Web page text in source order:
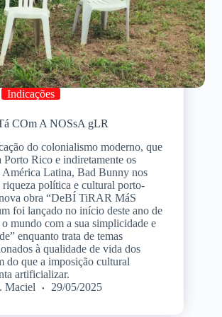
Indicações
COm A NOSsA gLR
do colonialismo moderno, que
Porto Rico e indiretamente os
América Latina, Bad Bunny nos
riqueza política e cultural porto-
obra “DeBÍ TiRAR MáS
foi lançado no início deste ano de
mundo com a sua simplicidade e
enquanto trata de temas
à qualidade de vida dos
do que a imposição cultural
artificializar.
Maciel
29/05/2025